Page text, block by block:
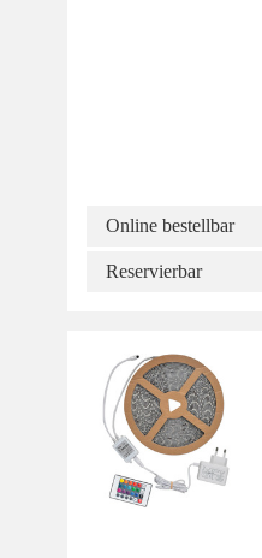
Online bestellbar
Reservierbar